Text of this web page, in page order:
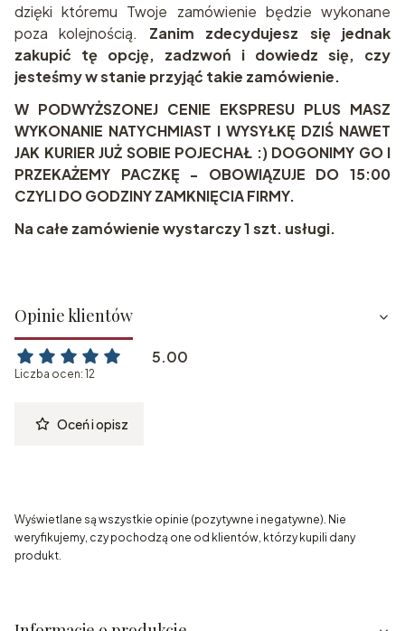
dzięki któremu Twoje zamówienie będzie wykonane
poza kolejnością. Zanim zdecydujesz się jednak
zakupić tę opcję, zadzwoń i dowiedz się, czy
jesteśmy w stanie przyjąć takie zamówienie.
W PODWYŻSZONEJ CENIE EKSPRESU PLUS MASZ
WYKONANIE NATYCHMIAST I WYSYŁKĘ DZIŚ NAWET
JAK KURIER JUŻ SOBIE POJECHAŁ :) DOGONIMY GO I
PRZEKAŻEMY PACZKĘ - OBOWIĄZUJE DO 15:00
CZYLI DO GODZINY ZAMKNIĘCIA FIRMY.
Na całe zamówienie wystarczy 1 szt. usługi.
Opinie klientów
5.00
Liczba ocen: 12
Oceń i opisz
Wyświetlane są wszystkie opinie (pozytywne i negatywne). Nie
weryfikujemy, czy pochodzą one od klientów, którzy kupili dany
produkt.